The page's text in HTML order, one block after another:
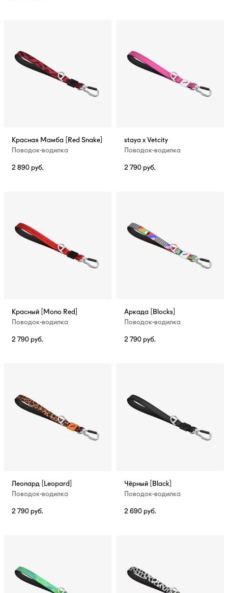
Красная Мамба [Red Snake]
Поводок-водилка
2 890 руб.
staya x Vetcity
Поводок-водилка
2 790 руб.
Красный [Mono Red]
Поводок-водилка
2 790 руб.
Аркада [Blocks]
Поводок-водилка
2 790 руб.
Леопард [Leopard]
Поводок-водилка
2 790 руб.
Чёрный [Black]
Поводок-водилка
2 690 руб.